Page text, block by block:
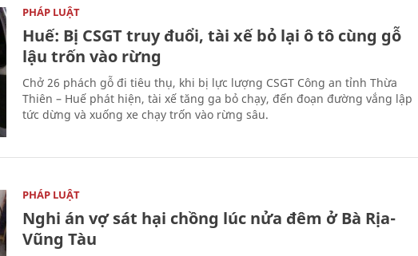
PHÁP LUẬT
Huế: Bị CSGT truy đuổi, tài xế bỏ lại ô tô cùng gỗ
lậu trốn vào rừng
Chở 26 phách gỗ đi tiêu thụ, khi bị lực lượng CSGT Công an tỉnh Thừa
Thiên – Huế phát hiện, tài xế tăng ga bỏ chạy, đến đoạn đường vắng lập
tức dừng và xuống xe chạy trốn vào rừng sâu.
PHÁP LUẬT
Nghi án vợ sát hại chồng lúc nửa đêm ở Bà Rịa-
Vũng Tàu